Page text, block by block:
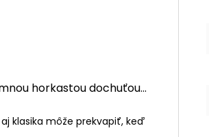
horkastou dochuťou...
klasika môže prekvapiť, keď